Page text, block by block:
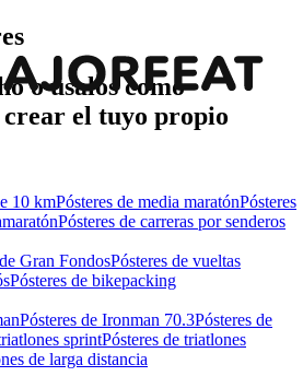
o úsalos como
el tuyo propio
10 kmPósteres de media maratónPósteres
Pósteres de carreras por senderos
Gran FondosPósteres de vueltas
Pósteres de bikepacking
Pósteres de Ironman 70.3Pósteres de
sprintPósteres de triatlones
de larga distancia